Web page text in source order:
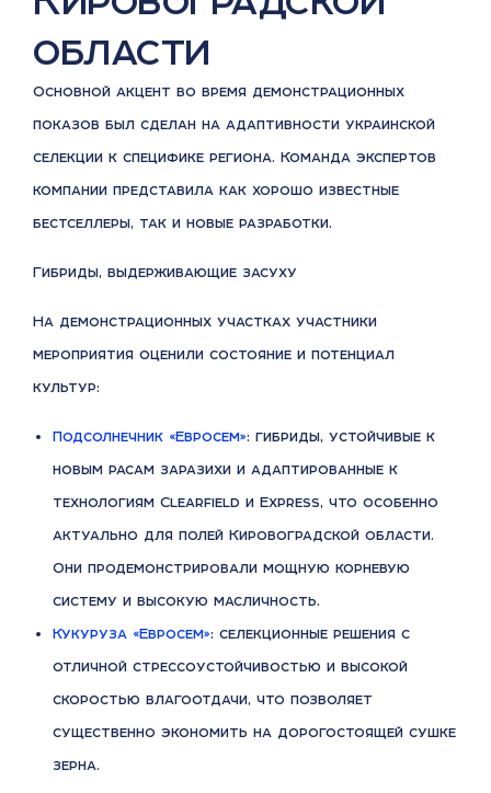
области
Основной акцент во время демонстрационных
показов был сделан на адаптивности украинской
селекции к специфике региона. Команда экспертов
компании представила как хорошо известные
бестселлеры, так и новые разработки.
Гибриды, выдерживающие засуху
На демонстрационных участках участники
мероприятия оценили состояние и потенциал
культур:
Подсолнечник «Евросем»: гибриды, устойчивые к
новым расам заразихи и адаптированные к
технологиям Clearfield и Express, что особенно
актуально для полей Кировоградской области.
Они продемонстрировали мощную корневую
систему и высокую масличность.
Кукуруза «Евросем»: селекционные решения с
отличной стрессоустойчивостью и высокой
скоростью влагоотдачи, что позволяет
существенно экономить на дорогостоящей сушке
зерна.